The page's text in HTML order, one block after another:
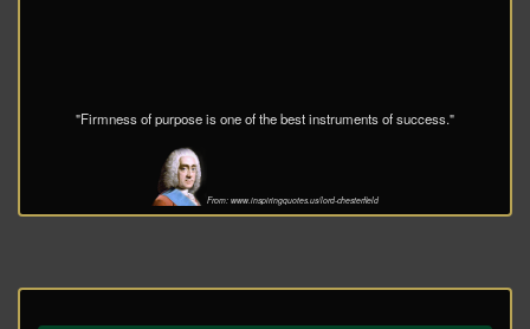
"Firmness of purpose is one of the best instruments of success."
From: www.inspiringquotes.us/lord-chesterfield